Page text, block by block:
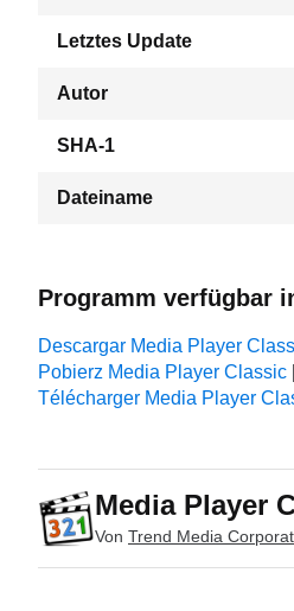
Letztes Update
Autor
SHA-1
Dateiname
Programm verfügbar
Descargar Media Player
Pobierz Media Player Classic
Télécharger Media Player
Media Player
Von Trend Media